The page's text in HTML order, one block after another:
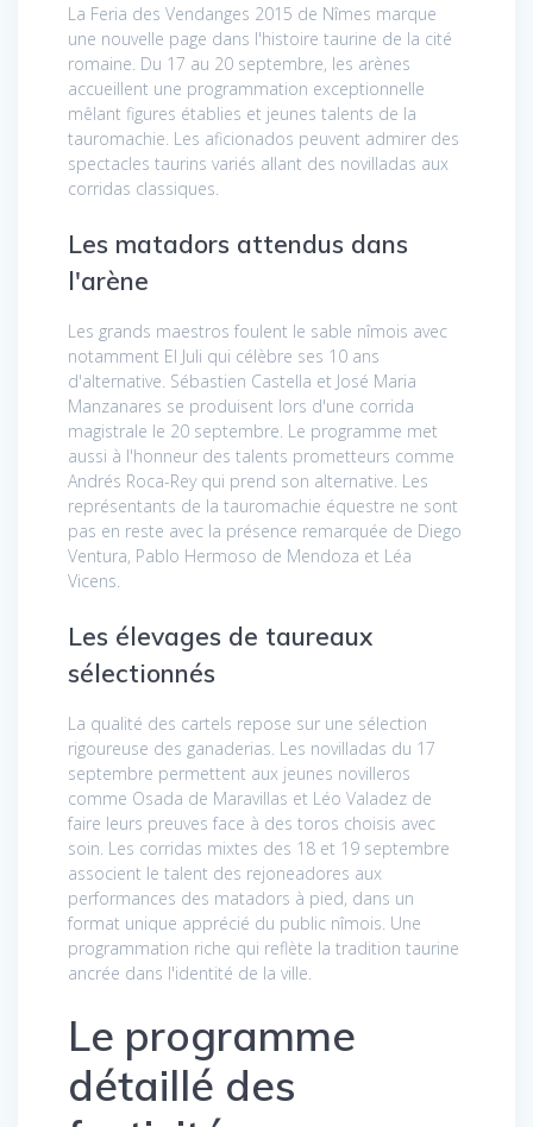
La Feria des Vendanges 2015 de Nîmes marque
une nouvelle page dans l'histoire taurine de la cité
romaine. Du 17 au 20 septembre, les arènes
accueillent une programmation exceptionnelle
mêlant figures établies et jeunes talents de la
tauromachie. Les aficionados peuvent admirer des
spectacles taurins variés allant des novilladas aux
corridas classiques.
Les matadors attendus dans
l'arène
Les grands maestros foulent le sable nîmois avec
notamment El Juli qui célèbre ses 10 ans
d'alternative. Sébastien Castella et José Maria
Manzanares se produisent lors d'une corrida
magistrale le 20 septembre. Le programme met
aussi à l'honneur des talents prometteurs comme
Andrés Roca-Rey qui prend son alternative. Les
représentants de la tauromachie équestre ne sont
pas en reste avec la présence remarquée de Diego
Ventura, Pablo Hermoso de Mendoza et Léa
Vicens.
Les élevages de taureaux
sélectionnés
La qualité des cartels repose sur une sélection
rigoureuse des ganaderias. Les novilladas du 17
septembre permettent aux jeunes novilleros
comme Osada de Maravillas et Léo Valadez de
faire leurs preuves face à des toros choisis avec
soin. Les corridas mixtes des 18 et 19 septembre
associent le talent des rejoneadores aux
performances des matadors à pied, dans un
format unique apprécié du public nîmois. Une
programmation riche qui reflète la tradition taurine
ancrée dans l'identité de la ville.
Le programme
détaillé des